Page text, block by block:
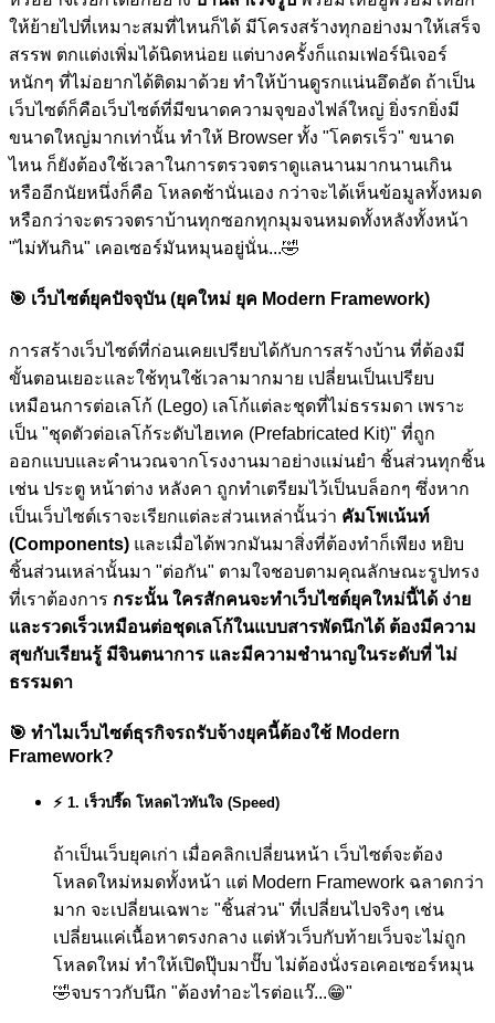
ให้ย้ายไปที่เหมาะสมที่ไหนก็ได้ มีโครงสร้างทุกอย่างมาให้เสร็จ
สรรพ ตกแต่งเพิ่มได้นิดหน่อย แต่บางครั้งก็แถมเฟอร์นิเจอร์
หนักๆ ที่ไม่อยากได้ติดมาด้วย ทำให้บ้านดูรกแน่นอึดอัด ถ้าเป็น
เว็บไซต์ก็คือเว็บไซต์ที่มีขนาดความจุของไฟล์ใหญ่ ยิ่งรกยิ่งมี
ขนาดใหญ่มากเท่านั้น ทำให้ Browser ทั้ง "โคตรเร็ว" ขนาด
ไหน ก็ยังต้องใช้เวลาในการตรวจตราดูแลนานมากนานเกิน
หรืออีกนัยหนึ่งก็คือ โหลดช้านั่นเอง กว่าจะได้เห็นข้อมูลทั้งหมด
หรือกว่าจะตรวจตราบ้านทุกซอกทุกมุมจนหมดทั้งหลังทั้งหน้า
"ไม่ทันกิน" เคอเซอร์มันหมุนอยู่นั่น...🤣
🎯 เว็บไซต์ยุคปัจจุบัน (ยุคใหม่ ยุค Modern Framework)
การสร้างเว็บไซต์ที่ก่อนเคยเปรียบได้กับการสร้างบ้าน ที่ต้องมี
ขั้นตอนเยอะและใช้ทุนใช้เวลามากมาย เปลี่ยนเป็นเปรียบ
เหมือนการต่อเลโก้ (Lego) เลโก้แต่ละชุดที่ไม่ธรรมดา เพราะ
เป็น "ชุดตัวต่อเลโก้ระดับไฮเทค (Prefabricated Kit)" ที่ถูก
ออกแบบและคำนวณจากโรงงานมาอย่างแม่นยำ ชิ้นส่วนทุกชิ้น
เช่น ประตู หน้าต่าง หลังคา ถูกทำเตรียมไว้เป็นบล็อกๆ ซึ่งหาก
เป็นเว็บไซต์เราจะเรียกแต่ละส่วนเหล่านั้นว่า คัมโพเน้นท์
(Components) และเมื่อได้พวกมันมาสิ่งที่ต้องทำก็เพียง หยิบ
ชิ้นส่วนเหล่านั้นมา "ต่อกัน" ตามใจชอบตามคุณลักษณะรูปทรง
ที่เราต้องการ กระนั้น ใครสักคนจะทำเว็บไซต์ยุคใหม่นี้ได้ ง่าย
และรวดเร็วเหมือนต่อชุดเลโก้ในแบบสารพัดนึกได้ ต้องมีความ
สุขกับเรียนรู้ มีจินตนาการ และมีความชำนาญในระดับที่ ไม่
ธรรมดา
🎯 ทำไมเว็บไซต์ธุรกิจรถรับจ้างยุคนี้ต้องใช้ Modern
Framework?
⚡ 1. เร็วปรี๊ด โหลดไวทันใจ (Speed)
ถ้าเป็นเว็บยุคเก่า เมื่อคลิกเปลี่ยนหน้า เว็บไซต์จะต้อง
โหลดใหม่หมดทั้งหน้า แต่ Modern Framework ฉลาดกว่า
มาก จะเปลี่ยนเฉพาะ "ชิ้นส่วน" ที่เปลี่ยนไปจริงๆ เช่น
เปลี่ยนแค่เนื้อหาตรงกลาง แต่หัวเว็บกับท้ายเว็บจะไม่ถูก
โหลดใหม่ ทำให้เปิดปุ๊บมาปั๊บ ไม่ต้องนั่งรอเคอเซอร์หมุน
🤣จบราวกับนึก "ต้องทำอะไรต่อแว๊...😁"